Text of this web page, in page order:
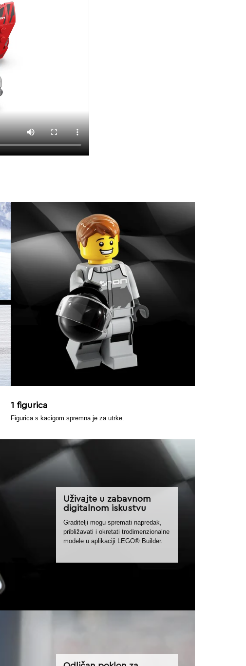
1 figurica
Figurica s kacigom spremna je za utrke.
Uživajte u zabavnom
digitalnom iskustvu
Graditelji mogu spremati napredak,
približavati i okretati trodimenzionalne
modele u aplikaciji LEGO® Builder.